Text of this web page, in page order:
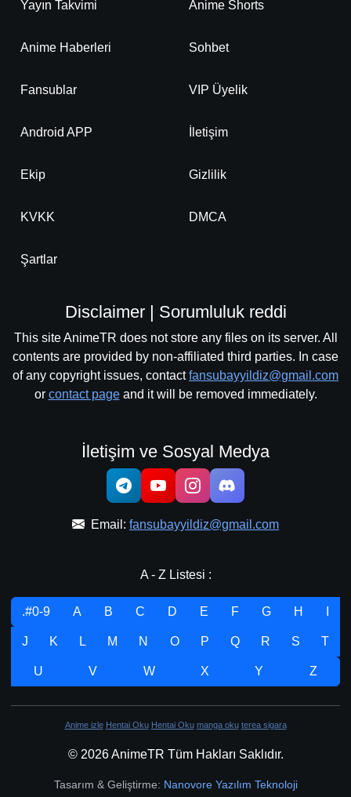
Yayın Takvimi Anime Shorts
Anime Haberleri Sohbet
Fansublar VIP Üyelik
Android APP İletişim
Ekip Gizlilik
KVKK DMCA
Şartlar
Disclaimer | Sorumluluk reddi
This site AnimeTR does not store any files on its server. All
contents are provided by non-affiliated third parties. In case
of any copyright issues, contactfansubayyildiz@gmail.com
or contact pageand it will be removed immediately.
İletişim ve Sosyal Medya
Email: fansubayyildiz@gmail.com
A - Z Listesi :
.#0-9 A B C D E F G H
J K L M N O P Q R S T
U V W X Y Z
Anime izle Hentai Oku Hentai Oku manga oku terea sigara
© 2026 AnimeTR Tüm Hakları Saklıdır.
Tasarım & Geliştirme: Nanovore Yazılım Teknoloji